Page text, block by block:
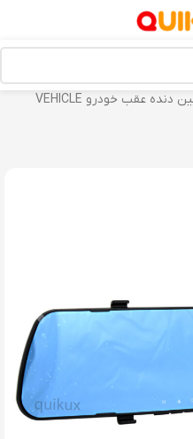
اینه مانیتور دار و دوربین دنده عقب خودرو VEHICLE